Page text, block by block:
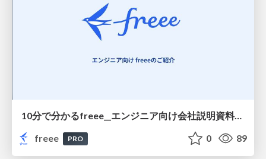
10分で分かるfreee__エンジニア向け会社説明資料/freee in 10 Minutes Company Overview for Engineers
freee
PRO 0 89